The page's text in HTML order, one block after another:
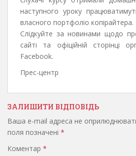
наступного уроку
власного портфоліо копірайтера.
Слідкуйте за новинами щодо
сайті та офіційній сторінці
Facebook.
Прес-центр
ЗАЛИШИТИ ВІДПОВІДЬ
Ваша e-mail адреса не
поля позначені *
Коментар *